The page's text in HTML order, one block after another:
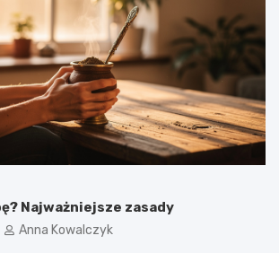
Najważniejsze zasady
Anna Kowalczyk